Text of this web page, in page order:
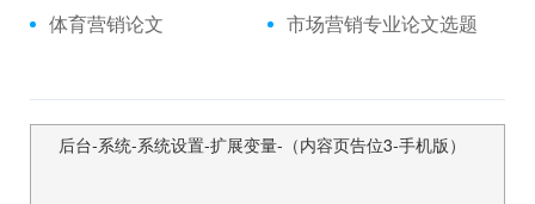
体育营销论文
市场营销专业论文选题
后台-系统-系统设置-扩展变量-（内容页告位3-手机版）